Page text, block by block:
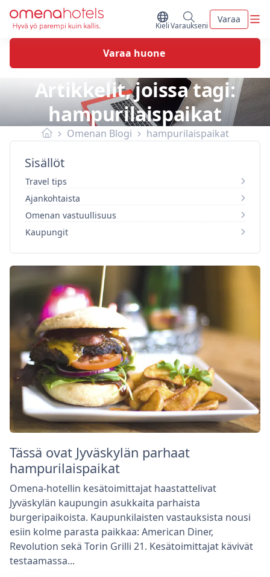
Skip to content
Vaihda kieltä
Kieli Minun varaukseni
Varaukseni
Varaa
Varaa huone
Artikkelit, joissa tagi:
hampurilaispaikat
Omenan Blogi hampurilaispaikat
Tässä ovat Jyväskylän parhaat
hampurilaispaikat
Omena-hotellin kesätoimittajat haastattelivat
Jyväskylän kaupungin asukkaita parhaista
burgeripaikoista. Kaupunkilaisten vastauksista nousi
esiin kolme parasta paikkaa: American Diner,
Revolution sekä Torin Grilli 21. Kesätoimittajat kävivät
testaamassa...
Sisällöt
Travel tips
Ajankohtaista
Omenan vastuullisuus
Kaupungit